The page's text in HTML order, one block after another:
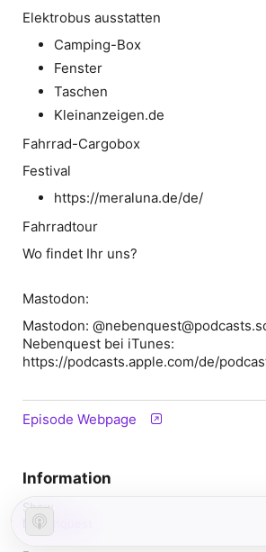
Elektrobus ausstatten
Camping-Box
Fenster
Taschen
Kleinanzeigen.de
Fahrrad-Cargobox
Festival
https://meraluna.de/de/
Fahrradtour
Wo findet Ihr uns?
Mastodon:
Mastodon:
Nebenquest bei iTunes:
https://podcasts.apple.com/de/
Episode Webpage
Information
Show
Nebenquest